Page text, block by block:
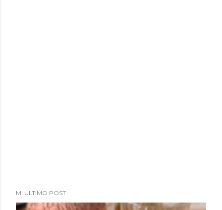
MI ULTIMO POST